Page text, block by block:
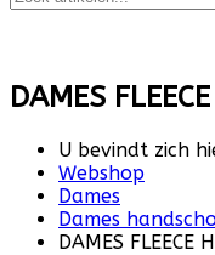
DAMES
U bevindt zich
Webshop
Dames
Dames
DAMES FLEECE